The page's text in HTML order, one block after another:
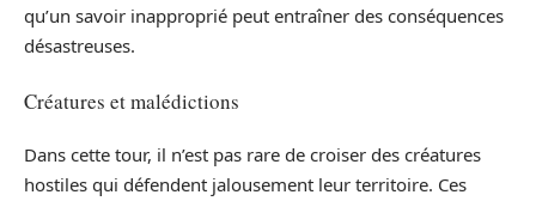
qu’un savoir inapproprié peut entraîner des conséquences
désastreuses.
Créatures et malédictions
Dans cette tour, il n’est pas rare de croiser des créatures
hostiles qui défendent jalousement leur territoire. Ces